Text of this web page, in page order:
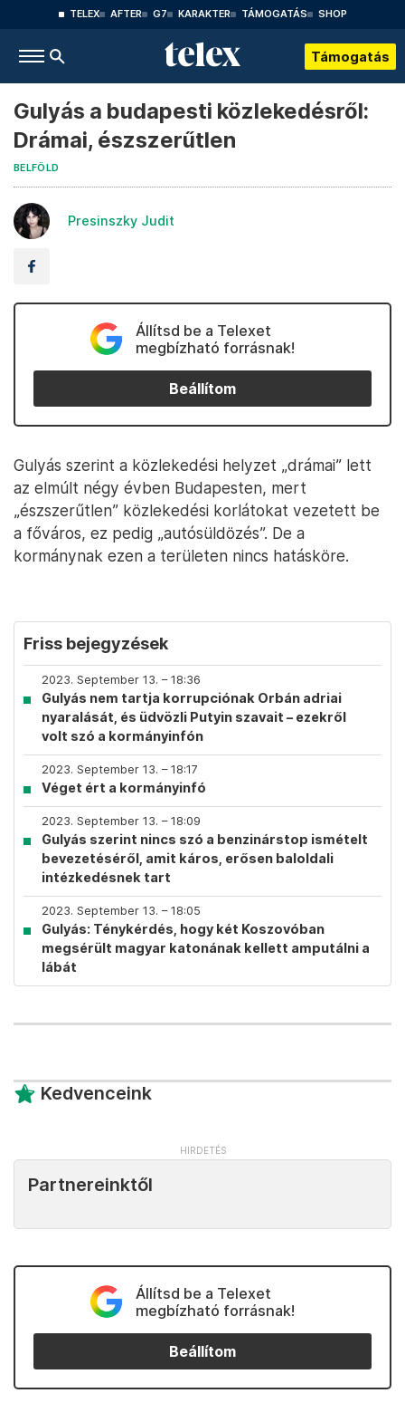
TELEX AFTER G7 KARAKTER TÁMOGATÁS SHOP
Támogatás
Gulyás a budapesti közlekedésről:
Drámai, észszerűtlen
BELFÖLD
Presinszky Judit
Állítsd be a Telexet
megbízható forrásnak!
Beállítom
Gulyás szerint a közlekedési helyzet „drámai” lett
az elmúlt négy évben Budapesten, mert
„észszerűtlen” közlekedési korlátokat vezetett be
a főváros, ez pedig „autósüldözés”. De a
kormánynak ezen a területen nincs hatásköre.
Friss bejegyzések
2023. September 13. – 18:36
Gulyás nem tartja korrupciónak Orbán adriai
nyaralását, és üdvözli Putyin szavait – ezekről
volt szó a kormányinfón
2023. September 13. – 18:17
Véget ért a kormányinfó
2023. September 13. – 18:09
Gulyás szerint nincs szó a benzinárstop ismételt
bevezetéséről, amit káros, erősen baloldali
intézkedésnek tart
2023. September 13. – 18:05
Gulyás: Ténykérdés, hogy két Koszovóban
megsérült magyar katonának kellett amputálni a
lábát
Kedvenceink
Partnereinktől
Állítsd be a Telexet
megbízható forrásnak!
Beállítom